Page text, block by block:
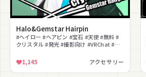
Halo&Gemstar Hairpin
#ヘイロー #ヘアピン #宝石 #天使 #無料 #
クリスタル #発光 #撮影向け #VRChat #マ
1,145
アクセサリー